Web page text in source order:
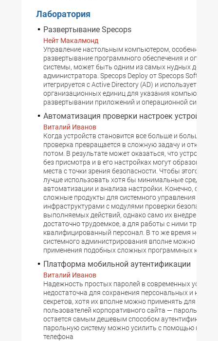
Лаборатория
Развертывание Specops
Нейт Макалмонд
Управление настольным компьютером, особенно
развертывание программного обеспечения и
системы, может быть одним из самых нудных дел
администратора. Specops Deploy от Specops Software
итегрируется с Active Directory (AD) и использует
организационных единиц для указания компьютеров
развертывании приложений и операционной системы
Автоматизация проверки настроек устройств
Виталий Иванов
Когда устройств становится все больше и больше,
проверка превращается в сложную задачу и
потом. В результате может оказаться, что устройство
без присмотра и в его настройках могут
места с точки зрения безопасности. Чтобы этого не
лучше использовать хотя бы минимальные средства
автоматизации и анализа настройки. Конечно,
сложные продукты для системного управления
инфраструктурами с модулями проверки
выполняемых действий, однако само их внедрение —
достаточно трудоемкое, а для работы с ними
квалифицированный персонал. В то же время
системного администрирования вполне можно
применения подобных сложных программных
Платформа мобильной аутентификации
Виталий Иванов
Надежность простых паролей в современных
недостаточна для сохранения персональных и
секретов, хотя их вполне можно применять для
пользователей корпоративного сайта — пароль все
остается самым дешевым способом аутентификации.
парольную систему можно усилить с помощью
телефона